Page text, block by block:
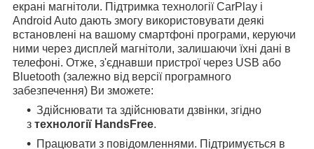
екрані магнітоли. Підтримка технології CarPlay і
Android Auto дають змогу використовувати деякі
встановлені на вашому смартфоні програми, керуючи
ними через дисплей магнітоли, залишаючи їхні дані в
телефоні. Отже, з'єднавши пристрої через USB або
Bluetooth (залежно від версії програмного
забезпечення) Ви зможете:
Здійснювати та здійснювати дзвінки, згідно
з технології HandsFree.
Працювати з повідомленнями. Підтримується в